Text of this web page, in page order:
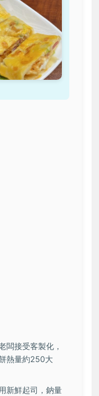
闆接受客製化，
熱量約250大
新鮮起司，鈉量